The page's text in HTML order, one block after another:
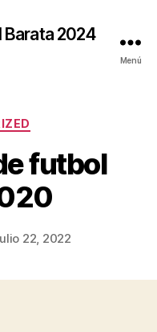
Barata 2024
Menú
futbol
22, 2022